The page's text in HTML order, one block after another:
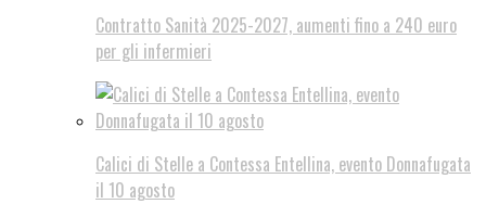
Contratto Sanità 2025-2027, aumenti fino a 240 euro
per gli infermieri
Calici di Stelle a Contessa Entellina, evento Donnafugata
il 10 agosto